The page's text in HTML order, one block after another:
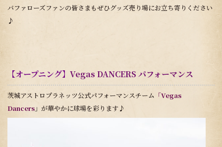
バファローズファンの皆さまもぜひグッズ売り場にお立ち寄りください
♪
【オープニング】 Vegas DANCERS パフォーマンス
茨城アストロプラネッツ公式パフォーマンスチーム 「Vegas
Dancers 」が華やかに球場を彩ります♪